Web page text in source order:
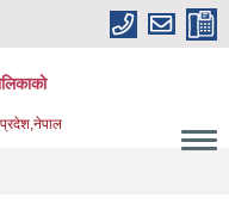
प्रदेश,नेपाल